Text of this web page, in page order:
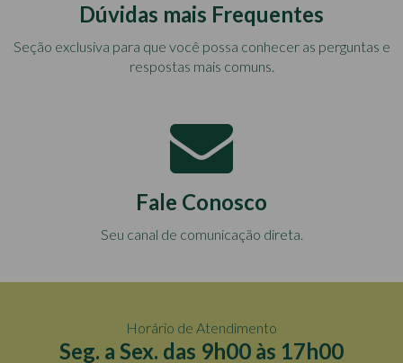
Dúvidas mais Frequentes
Seção exclusiva para que você possa conhecer as perguntas e
respostas mais comuns.
Fale Conosco
Seu canal de comunicação direta.
Horário de Atendimento
Seg. a Sex. das 9h00 às 17h00